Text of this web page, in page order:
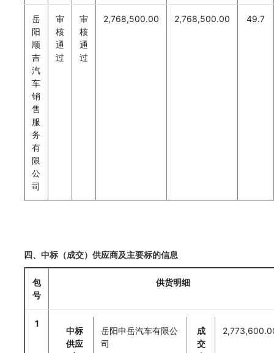
岳
阳
顺
吉
汽
车
销
售
服
务
有
限
公
司
审
核
通
过
审
核
通
过
2,768,500.00 2,768,500.00 49.7
四、中标（成交）供应商及主要标的信息
包
号
供货明细
1
中标
供应
岳阳申岳汽车有限公
司
成
交